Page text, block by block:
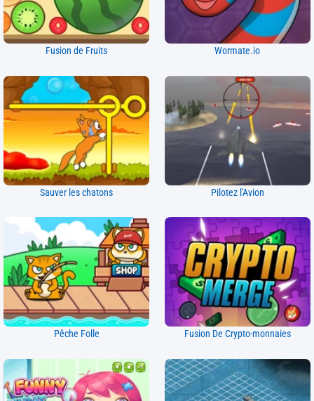
Fusion de Fruits Wormate.io
Sauver les chatons Pilotez l'Avion
Pêche Folle Fusion De Crypto-monnaies